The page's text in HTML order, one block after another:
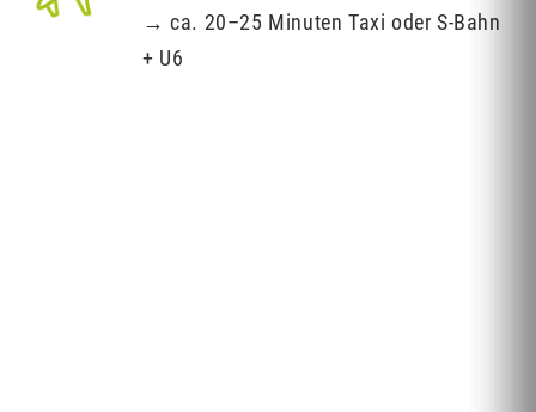
→ ca. 20–25 Minuten Taxi oder S-Bahn
+ U6